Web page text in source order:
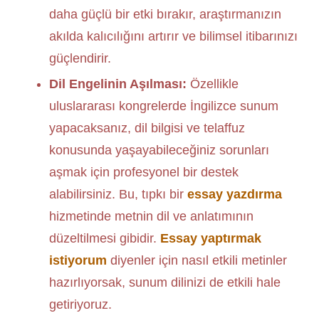
daha güçlü bir etki bırakır, araştırmanızın
akılda kalıcılığını artırır ve bilimsel itibarınızı
güçlendirir.
Dil Engelinin Aşılması: Özellikle
uluslararası kongrelerde İngilizce sunum
yapacaksanız, dil bilgisi ve telaffuz
konusunda yaşayabileceğiniz sorunları
aşmak için profesyonel bir destek
alabilirsiniz. Bu, tıpkı bir essay yazdırma
hizmetinde metnin dil ve anlatımının
düzeltilmesi gibidir. Essay yaptırmak
istiyorum diyenler için nasıl etkili metinler
hazırlıyorsak, sunum dilinizi de etkili hale
getiriyoruz.